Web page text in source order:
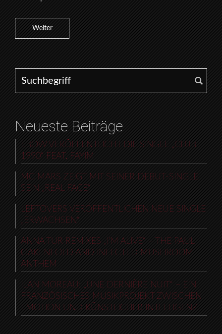
Weiter
Search for:
Neueste Beiträge
EBOW VERÖFFENTLICHT DIE SINGLE „CLUB
1990“ FEAT. FAYIM
MC MARS ZEIGT MIT SEINER DEBUT-SINGLE
SEIN „REAL FACE“
LEFTOVERS VERÖFFENTLICHEN NEUE SINGLE
„ERWACHSEN“
ANNA TUR REMIXES „I’M ALIVE“ – THE PAUL
OAKENFOLD AND INFECTED MUSHROOM
ANTHEM
ILAN MOREAU: „UNE DERNIÈRE NUIT“ – EIN
FRANZÖSISCHES MUSIKPROJEKT ZWISCHEN
EMOTION UND KÜNSTLICHER INTELLIGENZ